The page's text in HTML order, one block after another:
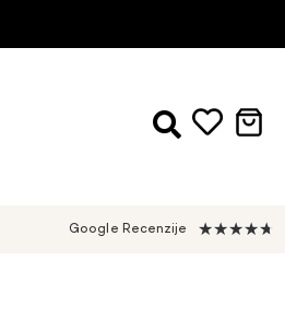
Google Recenzije ★★★★★